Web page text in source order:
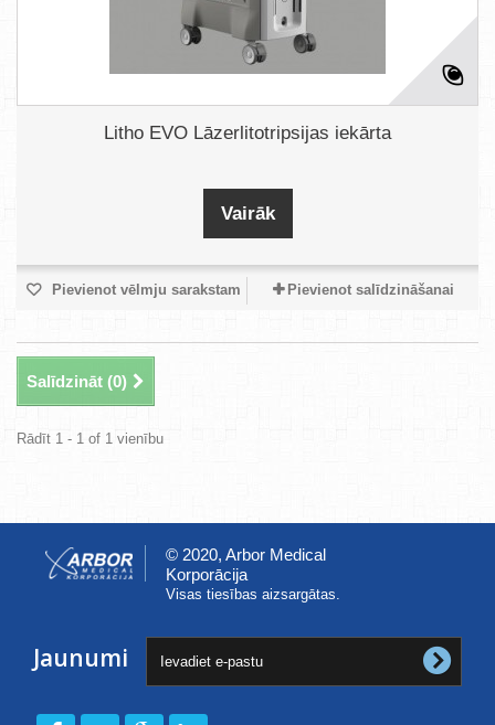
Litho EVO Lāzerlitotripsijas iekārta
Vairāk
Pievienot vēlmju sarakstam Pievienot salīdzināšanai
Salīdzināt (0)
Rādīt 1 - 1 of 1 vienību
© 2020, Arbor Medical
Korporācija
Visas tiesības aizsargātas.
Jaunumi